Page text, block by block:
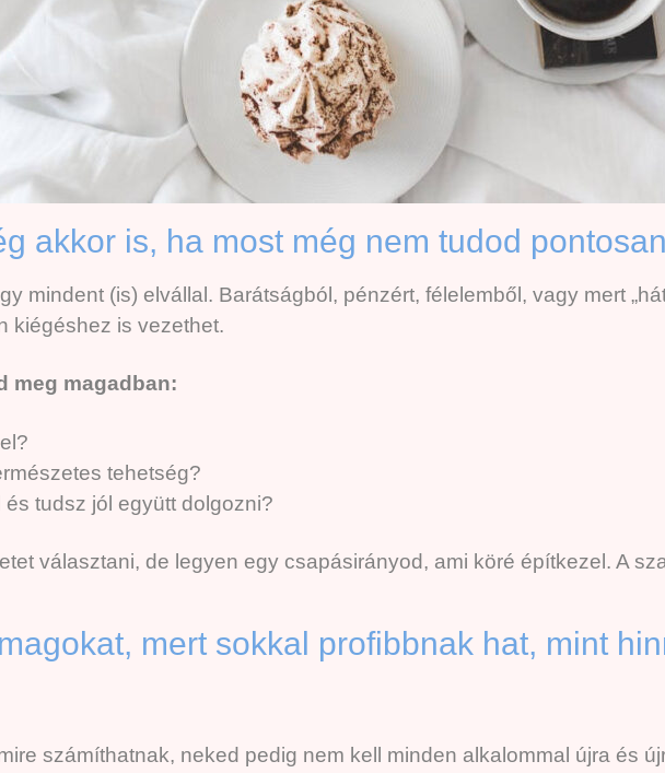
akkor is, ha most még nem tudod
mindent (is) elvállal. Barátságból, pénzért, félelemből, vagy mert
kiégéshez is vezethet.
meg magadban:
tehetség?
tudsz jól együtt dolgozni?
választani, de legyen egy csapásirányod, ami köré építkezel. A
mert sokkal profibbnak hat, mint
számíthatnak, neked pedig nem kell minden alkalommal újra és